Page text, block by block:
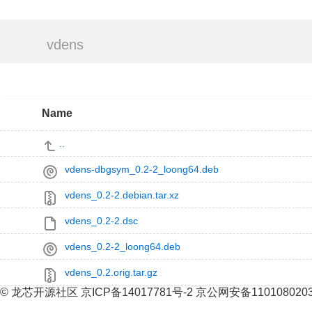
vdens
Name
vdens-dbgsym_0.2-2_loong64.deb
vdens_0.2-2.debian.tar.xz
vdens_0.2-2.dsc
vdens_0.2-2_loong64.deb
vdens_0.2.orig.tar.gz
© 龙芯开源社区 京ICP备14017781号-2 京公网安备